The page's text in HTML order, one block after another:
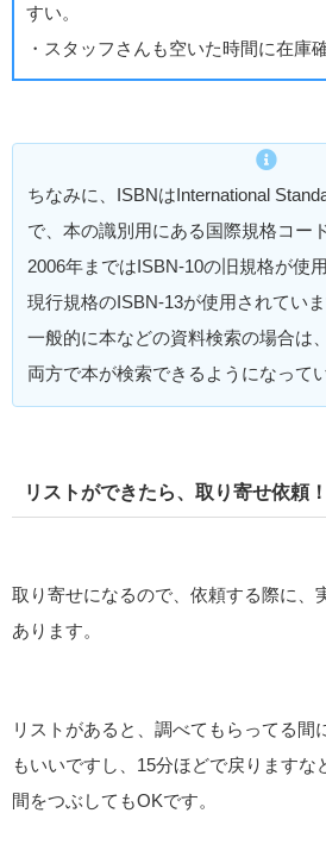
すい。
・スタッフさんも空いた時間に在庫
ちなみに、ISBNはInternational
で、本の識別用にある国際規格コー
2006年まではISBN-10の旧規格が使
現行規格のISBN-13が使用されていま
一般的に本などの資料検索の場合は
両方で本が検索できるようになって
リストができたら、取り寄せ依頼！
取り寄せになるので、依頼する際に、
あります。
リストがあると、調べてもらってる間
もいいですし、15分ほどで戻りますな
間をつぶしてもOKです。